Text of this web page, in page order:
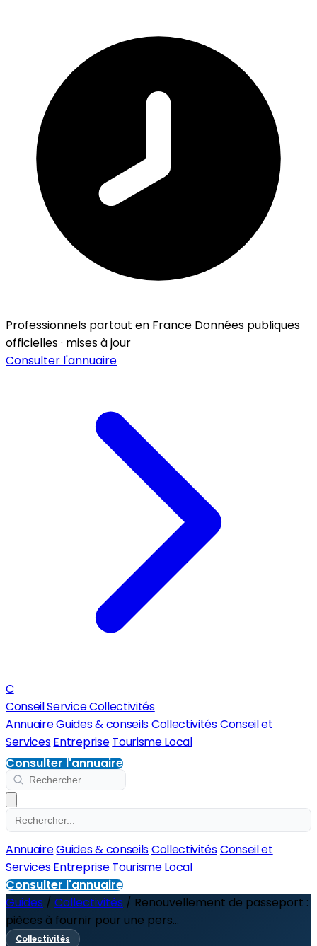
Professionnels partout en France Données publiques
officielles · mises à jour
Consulter l'annuaire
C
Conseil Service Collectivités
AnnuaireGuides & conseilsCollectivitésConseil et
ServicesEntreprise Tourisme Local
Consulter l'annuaire
AnnuaireGuides & conseilsCollectivitésConseil et
ServicesEntreprise Tourisme Local
Consulter l'annuaire
Guides / Collectivités / Renouvellement de passeport :
pièces à fournir pour une pers...
Collectivités